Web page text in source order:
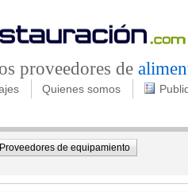
proveedores de
Quienes somos
Proveedores de equipamiento